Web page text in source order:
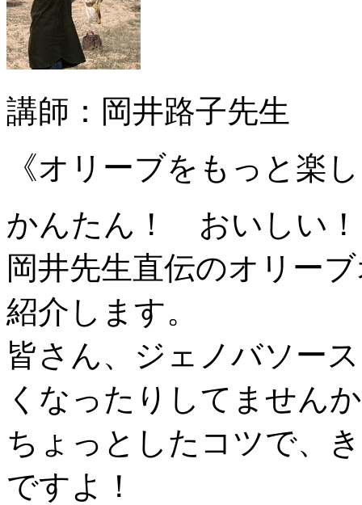
講師：岡井路子先生
《オリーブをもっと楽
かんたん！ おいしい！
岡井先生直伝のオリー
紹介します。
皆さん、ジェノバソー
くなったりしてません
ちょっとしたコツで、
ですよ！